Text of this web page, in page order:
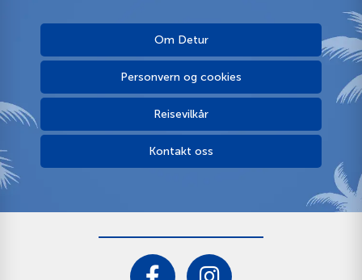
Om Detur
Personvern og cookies
Reisevilkår
Kontakt oss